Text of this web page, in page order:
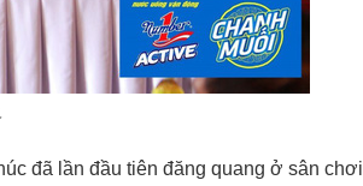
đã lần đầu tiên đăng quang ở sân chơi